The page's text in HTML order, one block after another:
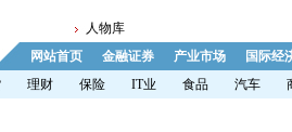
人物库
网站首页
金融证券 产业市场
国际经
理财 保险 IT业 食品 汽车